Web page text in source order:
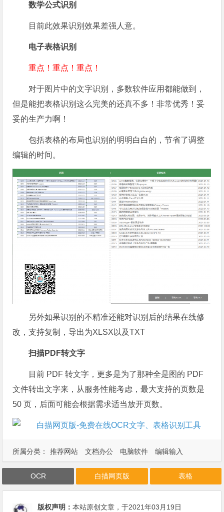
数学公式识别
目前此效果识别效果差强人意。
电子表格识别
重点！重点！重点！
对于图片中的文字识别，多数软件应用都能做到，
但是能把表格识别这么完美的还真不多！非常优秀！妥
妥的生产力啊！
包括表格的布局也识别的明明白白的，节省了调整
编辑的时间。
另外如果识别的不精准还能对识别后的结果在线修
改，支持复制，导出为XLSX以及TXT
扫描PDF转文字
目前 PDF 转文字，更多是为了那种全是图的 PDF
文件转出文字来，从服务性能考虑，最大支持的页数是
50 页，后面可能会根据需求适当放开页数。
所属分类： 推荐网站 文档办公 电脑软件 编辑输入
OCR 白描网页版 表格
版权声明：本站原创文章，于2021年03月19日